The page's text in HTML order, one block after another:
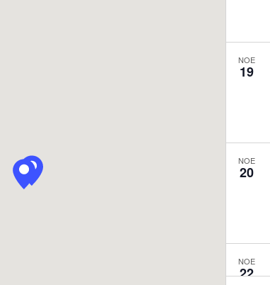
ΝΟΕ
19
ΝΟΕ
20
ΝΟΕ
22